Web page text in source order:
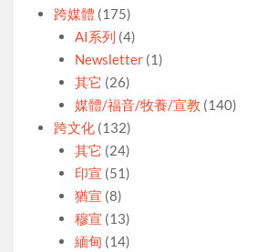
跨媒體 (175)
AI系列 (4)
Newsletter(1)
其它 (26)
媒體/福音/牧養/宣教 (140)
跨文化 (132)
其它 (24)
印宣 (51)
猶宣 (8)
穆宣 (13)
緬甸 (14)